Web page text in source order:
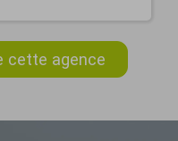
cette agence